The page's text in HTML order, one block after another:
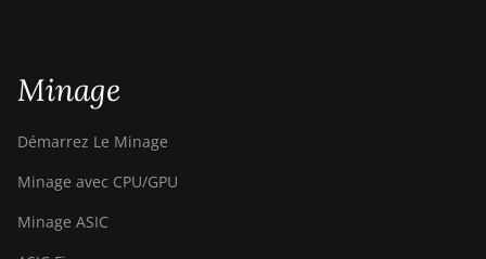
Minage
Démarrez Le Minage
Minage avec CPU/GPU
Minage ASIC